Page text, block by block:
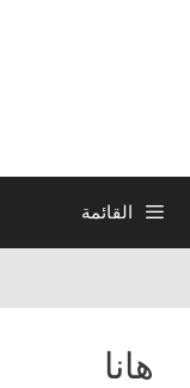
القائمة
هانا